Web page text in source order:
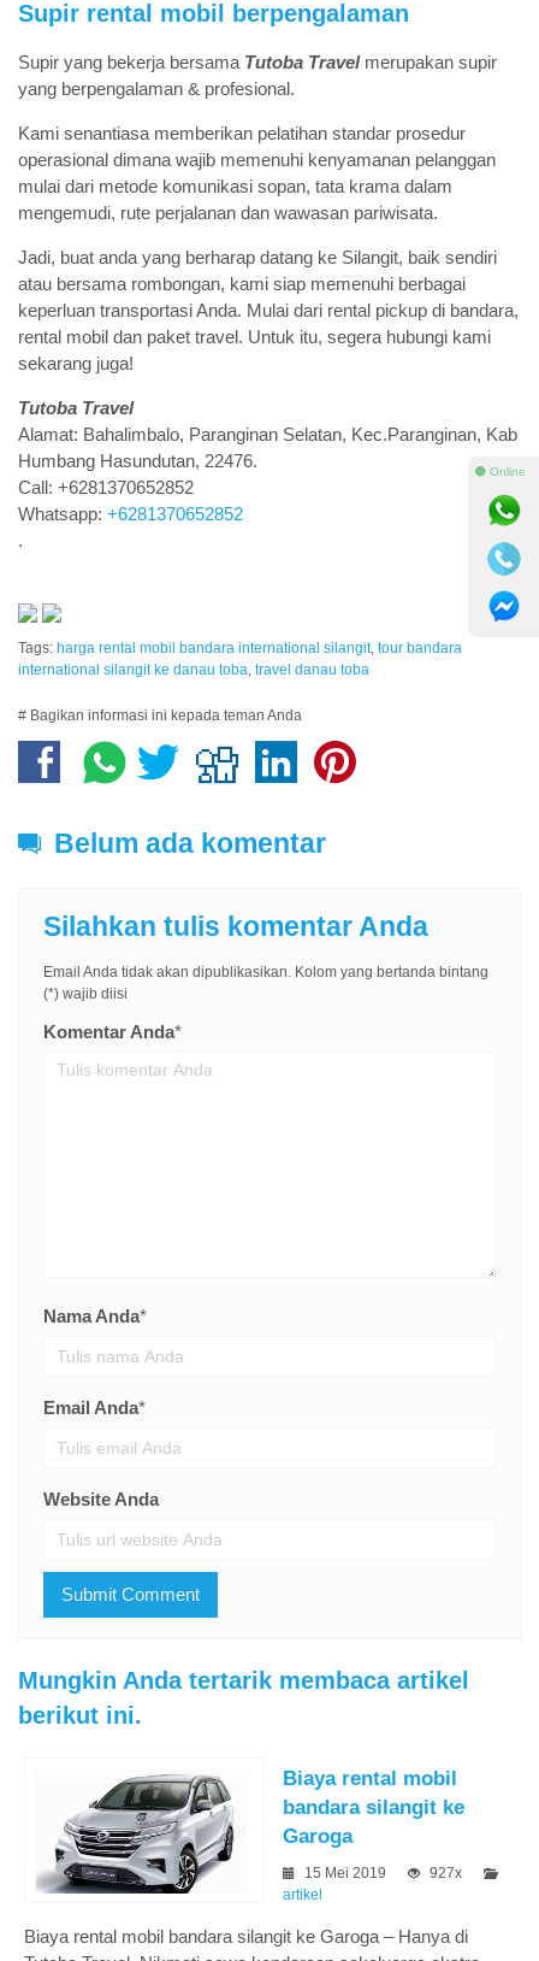
Supir rental mobil berpengalaman
Supir yang bekerja bersama Tutoba Travelmerupakan supir
yang berpengalaman & profesional.
Kami senantiasa memberikan pelatihan standar prosedur
operasional dimana wajib memenuhi kenyamanan pelanggan
mulai dari metode komunikasi sopan, tata krama dalam
mengemudi, rute perjalanan dan wawasan pariwisata.
Jadi, buat anda yang berharap datang ke Silangit, baik sendiri
atau bersama rombongan, kami siap memenuhi berbagai
keperluan transportasi Anda. Mulai dari rental pickup di bandara,
rental mobil dan paket travel. Untuk itu, segera hubungi kami
sekarang juga!
Tutoba Travel
Alamat: Bahalimbalo, Paranginan Selatan, Kec.Paranginan, Kab
Humbang Hasundutan, 22476.
Call: +6281370652852
Whatsapp: +6281370652852
.
Tags: harga rental mobil bandara international silangit, tour bandara
international silangit ke danau toba travel danau toba
# Bagikan informasi ini kepada teman Anda
Belum ada komentar
Silahkan tulis komentar Anda
Email Anda tidak akan dipublikasikan. Kolom yang bertanda bintang
(*) wajib diisi
Komentar Anda*
Nama Anda*
Email Anda*
Website Anda
Mungkin Anda tertarik membaca artikel
berikut ini.
Biaya rental mobil
bandara silangit ke
Garoga
15 Mei 2019
927x
artikel
Biaya rental mobil bandara silangit ke Garoga – Hanya di
⚫ Online